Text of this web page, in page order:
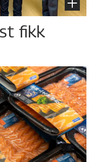
fikk